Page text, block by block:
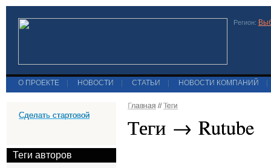
Регион:
О ПРОЕКТЕ НОВОСТИ СТАТЬИ НОВОСТИ КОМПАНИЙ
Сделать стартовой
Теги авторов
Главная // Теги
Теги → Rutube